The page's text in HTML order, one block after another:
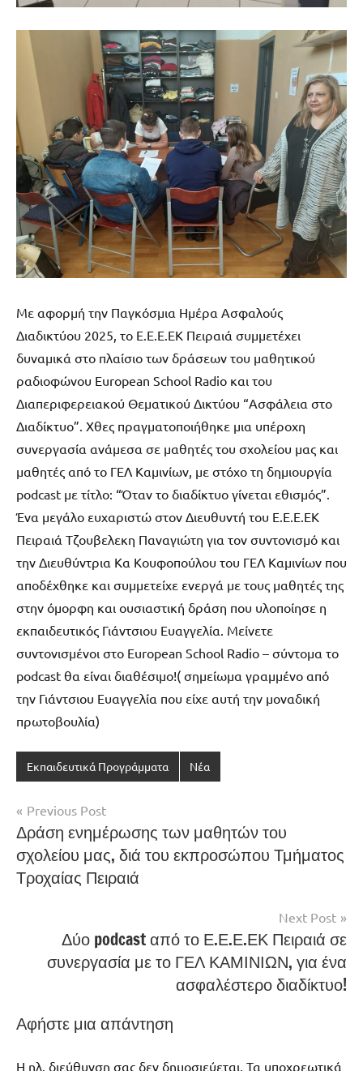
Με αφορμή την Παγκόσμια Ημέρα Ασφαλούς
Διαδικτύου 2025, το Ε.Ε.Ε.ΕΚ Πειραιά συμμετέχει
δυναμικά στο πλαίσιο των δράσεων του μαθητικού
ραδιοφώνου European School Radio και του
Διαπεριφερειακού Θεματικού Δικτύου “Ασφάλεια στο
Διαδίκτυο”. Χθες πραγματοποιήθηκε μια υπέροχη
συνεργασία ανάμεσα σε μαθητές του σχολείου μας και
μαθητές από το ΓΕΛ Καμινίων, με στόχο τη δημιουργία
podcast με τίτλο: “Όταν το διαδίκτυο γίνεται εθισμός”.
Ένα μεγάλο ευχαριστώ στον Διευθυντή του Ε.Ε.Ε.ΕΚ
Πειραιά Τζουβελεκη Παναγιώτη για τον συντονισμό και
την Διευθύντρια Κα Κουφοπούλου του ΓΕΛ Καμινίων που
αποδέχθηκε και συμμετείχε ενεργά με τους μαθητές της
στην όμορφη και ουσιαστική δράση που υλοποίησε η
εκπαιδευτικός Γιάντσιου Ευαγγελία. Μείνετε
συντονισμένοι στο European School Radio – σύντομα το
podcast θα είναι διαθέσιμο!( σημείωμα γραμμένο από
την Γιάντσιου Ευαγγελία που είχε αυτή την μοναδική
πρωτοβουλία)
Εκπαιδευτικά Προγράμματα Νέα
Πλοήγηση
άρθρων
Previous Post
Δράση ενημέρωσης των μαθητών του
σχολείου μας, διά του εκπροσώπου Τμήματος
Τροχαίας Πειραιά
Next Post
Δύο podcast από το Ε.Ε.Ε.ΕΚ Πειραιά σε
συνεργασία με το ΓΕΛ ΚΑΜΙΝΙΩΝ, για ένα
ασφαλέστερο διαδίκτυο!
Αφήστε μια απάντηση
Η ηλ. διεύθυνση σας δεν δημοσιεύεται. Τα υποχρεωτικά